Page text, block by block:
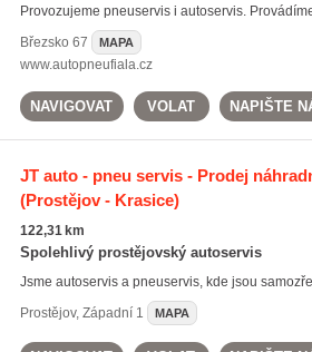
Provozujeme pneuservis i autoservis.
Březsko 67 MAPA
www.autopneufiala.cz
NAVIGOVAT VOLAT NAPIŠTE
JT auto - pneu servis - Prodej
(Prostějov - Krasice)
122,31 km
Spolehlivý prostějovský autoservis
Jsme autoservis a pneuservis, kde jsou
Prostějov, Západní 1 MAPA